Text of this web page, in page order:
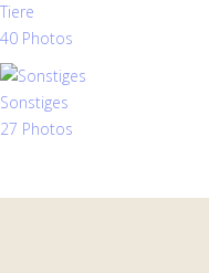
Tiere
40 Photos
Sonstiges
27 Photos